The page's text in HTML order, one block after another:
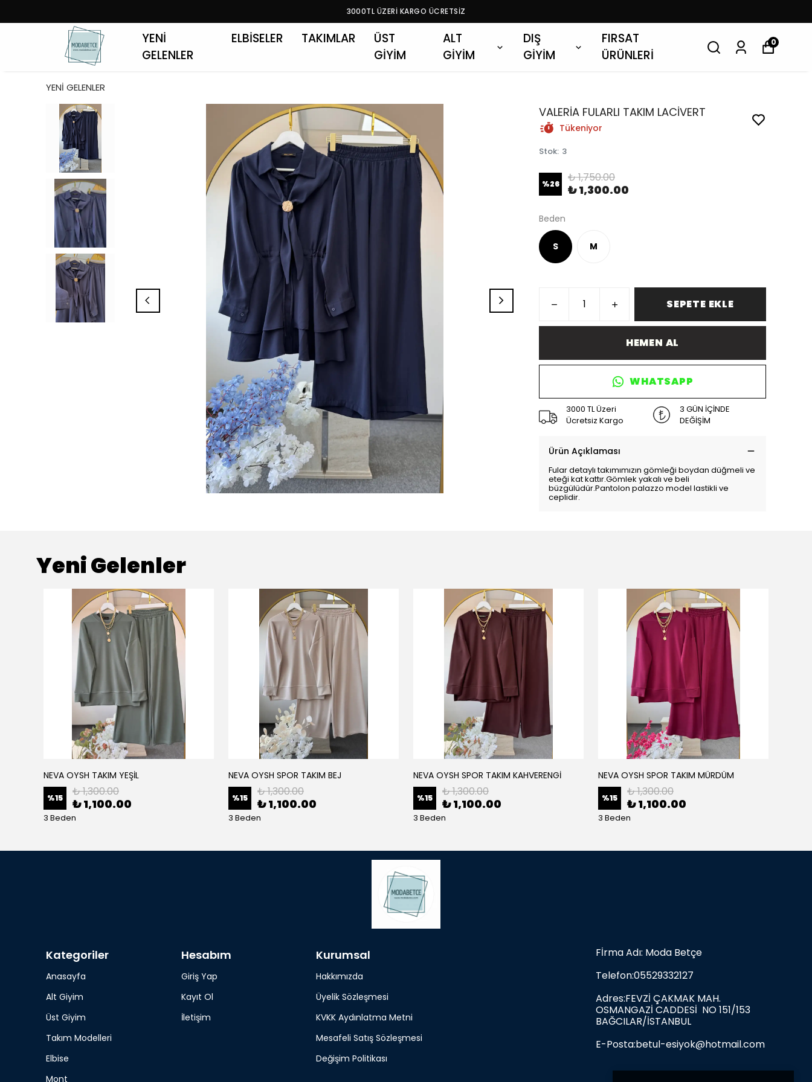
3000TL ÜZERİ KARGO ÜCRETSİZ
YENİ
GELENLER
ELBİSELER TAKIMLAR
ÜST
GİYİM
ALT
GİYİM
DIŞ
GİYİM
FIRSAT
ÜRÜNLERİ
0
YENİ GELENLER
VALERİA FULARLI TAKIM LACİVERT
Tükeniyor
Stok: 3
%26 ₺ 1,750.00
₺ 1,300.00
Beden
S M
SEPETE EKLE
HEMEN AL
WHATSAPP
3000 TL Üzeri
Ücretsiz Kargo
3 GÜN İÇİNDE
DEĞİŞİM
Ürün Açıklaması
Fular detaylı takımımızın gömleği boydan düğmeli ve
eteği kat kattır.Gömlek yakalı ve beli
büzgülüdür.Pantolon palazzo model lastikli ve
ceplidir.
Yeni Gelenler
NEVA OYSH TAKIM YEŞİL
%15 ₺ 1,300.00
₺ 1,100.00
3 Beden
NEVA OYSH SPOR TAKIM BEJ
%15 ₺ 1,300.00
₺ 1,100.00
3 Beden
NEVA OYSH SPOR TAKIM KAHVERENGİ
%15 ₺ 1,300.00
₺ 1,100.00
3 Beden
NEVA OYSH SPOR TAKIM MÜRDÜM
%15 ₺ 1,300.00
₺ 1,100.00
3 Beden
Kategoriler
Anasayfa
Alt Giyim
Üst Giyim
Takım Modelleri
Elbise
Mont
Hesabım
Giriş Yap
Kayıt Ol
İletişim
Kurumsal
Hakkımızda
Üyelik Sözleşmesi
KVKK Aydınlatma Metni
Mesafeli Satış Sözleşmesi
Değişim Politikası
Fİrma Adı: Moda Betçe
Telefon:05529332127
Adres:FEVZİ ÇAKMAK MAH.
OSMANGAZİ CADDESİ NO 151/153
BAĞCILAR/İSTANBUL
E-Posta:betul-esiyok@hotmail.com